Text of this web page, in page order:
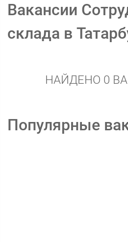
Вакансии
склада в
НАЙДЕНО 0
Популярные